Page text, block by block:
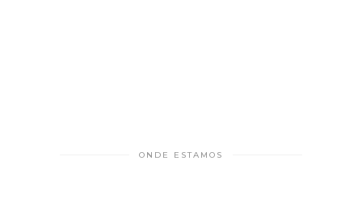
ONDE ESTAMOS